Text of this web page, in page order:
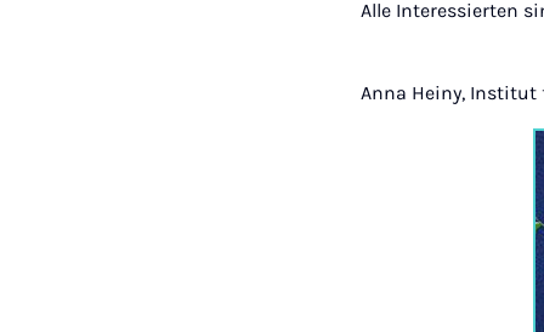
Alle Interessierten
Anna Heiny, Institut